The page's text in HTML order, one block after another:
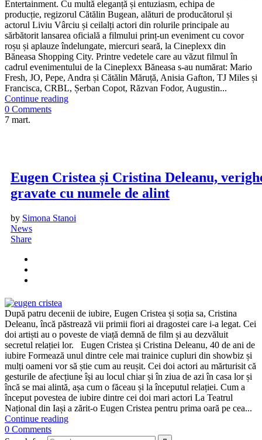
Entertainment. Cu multă eleganță și entuziasm, echipa de
producție, regizorul Cătălin Bugean, alături de producătorul și
actorul Liviu Vârciu și ceilalți actori din rolurile principale au
sărbătorit lansarea oficială a filmului prinț-un eveniment cu covor
roșu și aplauze îndelungate, miercuri seară, la Cineplexx din
Băneasa Shopping City. Printre vedetele care au văzut filmul în
cadrul evenimentului de la Cineplexx Băneasa s-au numărat: Mario
Fresh, JO, Pepe, Andra și Cătălin Măruță, Anisia Gafton, TJ Miles și
Francisca, CRBL, Șerban Copot, Răzvan Fodor, Augustin...
Continue reading
0 Comments
7 mart.
Eugen Cristea și Cristina Deleanu,
gravate cu numele de alint
by Simona Stanoi
News
Share
După patru decenii de iubire, Eugen Cristea și soția sa, Cristina
Deleanu, încă păstrează vii primii fiori ai dragostei care i-a legat. Cei
doi artiști au o poveste de viață demnă de film și au dezvăluit
secretul relației lor. Eugen Cristea și Cristina Deleanu, 40 de ani de
iubire Formează unul dintre cele mai trainice cupluri din showbiz și
mulți oameni vor să știe cum au reușit. Cei doi actori au mărturisit că
gesturile de afecțiune își au locul chiar și în ziua de azi în casa lor și
încă se mai alintă, așa cum o făceau și la începutul relației. Cum a
început povestea de iubire dintre cei doi mari actori La Teatrul
Național din Iași a zărit-o Eugen Cristea pentru prima oară pe cea...
Continue reading
0 Comments